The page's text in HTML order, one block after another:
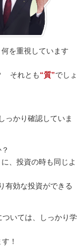
を重視しています
それとも“質”でしょ
っかり確認していま
、投資の時も同じよ
有効な投資ができる
ついては、しっかり学
！